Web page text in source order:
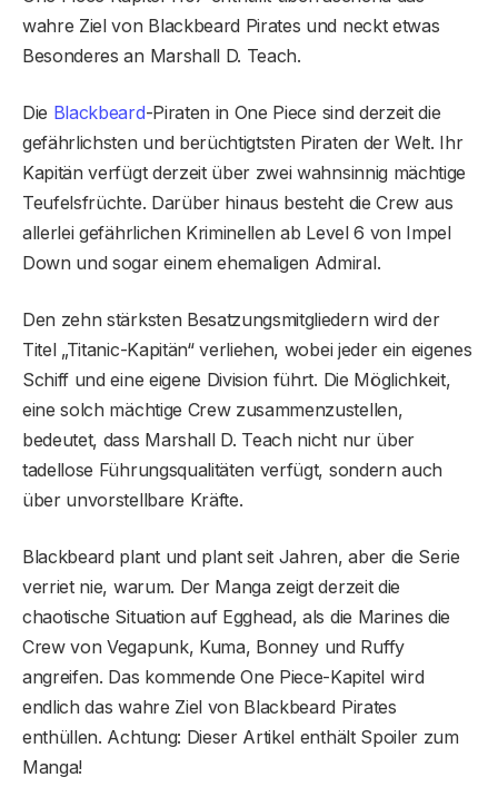
wahre Ziel von Blackbeard Pirates und neckt etwas
Besonderes an Marshall D. Teach.
Die Blackbeard-Piraten in One Piece sind derzeit die
gefährlichsten und berüchtigtsten Piraten der Welt. Ihr
Kapitän verfügt derzeit über zwei wahnsinnig mächtige
Teufelsfrüchte. Darüber hinaus besteht die Crew aus
allerlei gefährlichen Kriminellen ab Level 6 von Impel
Down und sogar einem ehemaligen Admiral.
Den zehn stärksten Besatzungsmitgliedern wird der
Titel „Titanic-Kapitän“ verliehen, wobei jeder ein eigenes
Schiff und eine eigene Division führt. Die Möglichkeit,
eine solch mächtige Crew zusammenzustellen,
bedeutet, dass Marshall D. Teach nicht nur über
tadellose Führungsqualitäten verfügt, sondern auch
über unvorstellbare Kräfte.
Blackbeard plant und plant seit Jahren, aber die Serie
verriet nie, warum. Der Manga zeigt derzeit die
chaotische Situation auf Egghead, als die Marines die
Crew von Vegapunk, Kuma, Bonney und Ruffy
angreifen. Das kommende One Piece-Kapitel wird
endlich das wahre Ziel von Blackbeard Pirates
enthüllen. Achtung: Dieser Artikel enthält Spoiler zum
Manga!